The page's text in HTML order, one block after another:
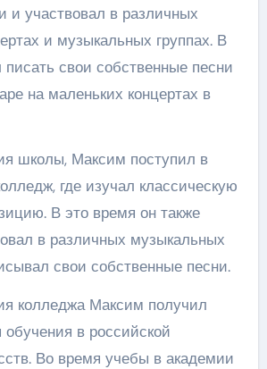
и участвовал в различных
и музыкальных группах. В
писать свои собственные песни
на маленьких концертах в
школы, Максим поступил в
где изучал классическую
В это время он также
в различных музыкальных
свои собственные песни.
колледжа Максим получил
в российской
Во время учебы в академии